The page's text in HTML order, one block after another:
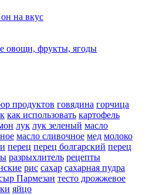
на вкус
овощи, фрукты, ягоды
продуктов говядина горчица
как использовать картофель
лук лук зеленый масло
масло сливочное мед молоко
перец перец болгарский перец
разрыхлитель рецепты
рис сахар сахарная пудра
Пармезан тесто дрожжевое
яйцо